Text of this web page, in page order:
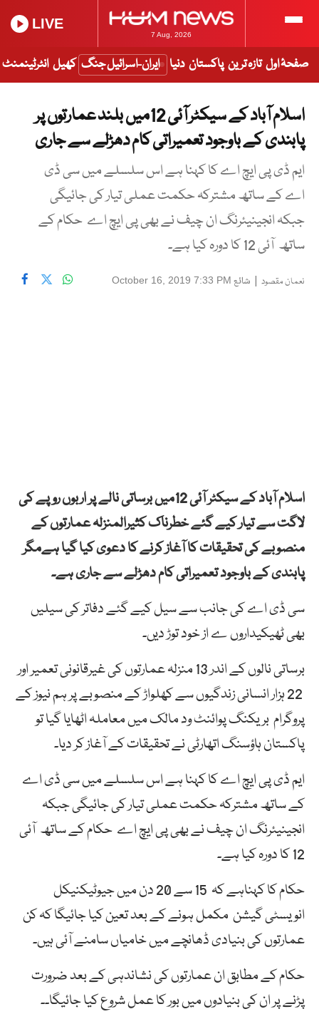
7 Aug, 2026
LIVE
صفحۂ اول تازہ ترین پاکستان دنیا ایران-اسرائیل جنگ کھیل انٹرٹینمنٹ
اسلام آباد کے سیکٹر آئی 12میں بلند عمارتوں پر
پابندی کے باوجود تعمیراتی کام دھڑلے سے جاری
ایم ڈی پی ایچ اے کا کہنا ہے اس سلسلے میں سی ڈی
اے کے ساتھ مشترکہ حکمت عملی تیار کی جائیگی
جبکہ انجینیئرنگ ان چیف نے بھی پی ایچ اے حکام کے
ساتھ آئی 12 کا دورہ کیا ہے۔
نعمان مقصود | شائع October 16, 2019 7:33 PM
اسلام آباد کے سیکٹر آئی 12میں برساتی نالے پر اربوں روپے کی
لاگت سے تیار کیے گئے خطرناک کثیرالمنزلہ عمارتوں کے
منصوبے کی تحقیقات کا آغاز کرنے کا دعوی کیا گیا ہےمگر
پابندی کے باوجود تعمیراتی کام دھڑلے سے جاری ہے۔
سی ڈی اے کی جانب سے سیل کیے گئے دفاتر کی سیلیں
بھی ٹھیکیداروں ے از خود توڑ دیں۔
برساتی نالوں کے اندر 13 منزلہ عمارتوں کی غیرقانونی تعمیر اور
22 ہزار انسانی زندگیوں سے کھلواڑ کے منصوبے پر ہم نیوز کے
پروگرام بریکنگ پوائنٹ ود مالک میں معاملہ اٹھایا گیا تو
پاکستان ہاؤسنگ اتھارٹی نے تحقیقات کے آغاز کر دیا۔
ایم ڈی پی ایچ اے کا کہنا ہے اس سلسلے میں سی ڈی اے
کے ساتھ مشترکہ حکمت عملی تیار کی جائیگی جبکہ
انجینیئرنگ ان چیف نے بھی پی ایچ اے حکام کے ساتھ آئی
12 کا دورہ کیا ہے۔
حکام کا کہناہے کہ 15 سے 20 دن میں جیوٹیکنیکل
انویسٹی گیشن مکمل ہونے کے بعد تعین کیا جائیگا کہ کن
عمارتوں کی بنیادی ڈھانچے میں خامیاں سامنے آئی ہیں۔
حکام کے مطابق ان عمارتوں کی نشاندہی کے بعد ضرورت
پڑنے پر ان کی بنیادوں میں بور کا عمل شروع کیا جائیگا۔۔